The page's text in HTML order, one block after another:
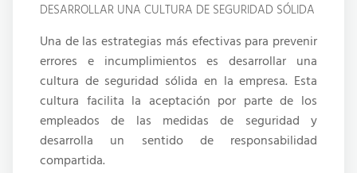
DESARROLLAR UNA CULTURA DE SEGURIDAD SÓLIDA
Una de las estrategias más efectivas para prevenir
errores e incumplimientos es desarrollar una
cultura de seguridad sólida en la empresa. Esta
cultura facilita la aceptación por parte de los
empleados de las medidas de seguridad y
desarrolla un sentido de responsabilidad
compartida.